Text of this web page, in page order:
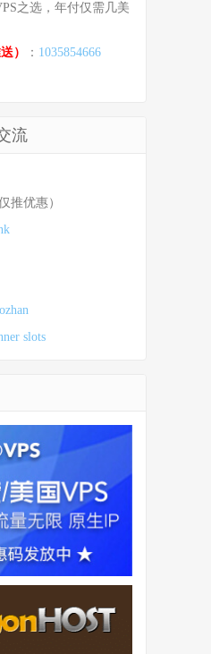
之选，年付仅需几美
）
： 1035854666
流
推优惠）
slots